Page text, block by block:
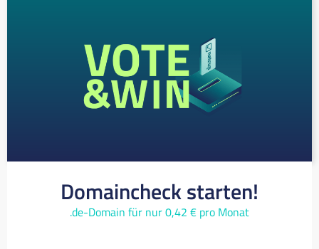
Domaincheck starten!
.de-Domain für nur 0,42 € pro Monat